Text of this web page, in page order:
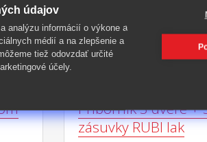
Príborník 3 dvere +
zásuvky RUBI lak
údajov
analýzu informácií o výkone a
médií a na zlepšenie a
tiež odovzdať určité
účely.